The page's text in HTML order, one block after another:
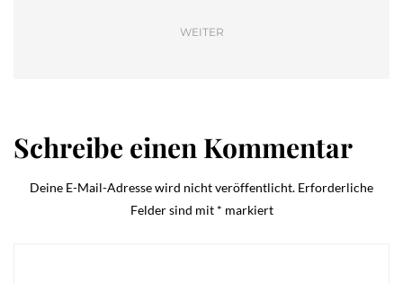
WEITER
Schreibe einen Kommentar
Deine E-Mail-Adresse wird nicht veröffentlicht. Erforderliche
Felder sind mit * markiert